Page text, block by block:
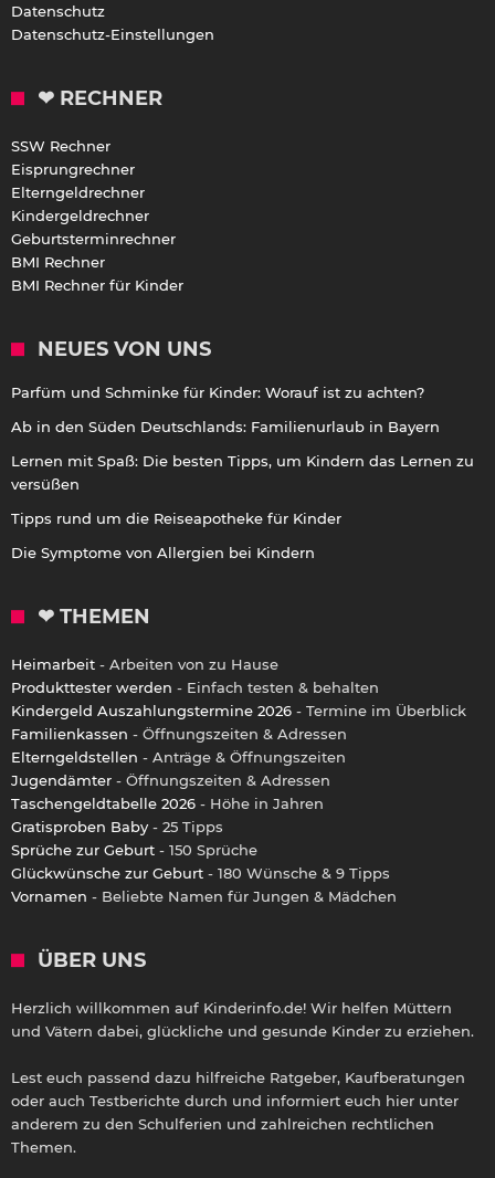
Datenschutz
Datenschutz-Einstellungen
❤ RECHNER
SSW Rechner
Eisprungrechner
Elterngeldrechner
Kindergeldrechner
Geburtsterminrechner
BMI Rechner
BMI Rechner für Kinder
NEUES VON UNS
Parfüm und Schminke für Kinder: Worauf ist zu achten?
Ab in den Süden Deutschlands: Familienurlaub in Bayern
Lernen mit Spaß: Die besten Tipps, um Kindern das Lernen zu
versüßen
Tipps rund um die Reiseapotheke für Kinder
Die Symptome von Allergien bei Kindern
❤ THEMEN
Heimarbeit - Arbeiten von zu Hause
Produkttester werden - Einfach testen & behalten
Kindergeld Auszahlungstermine 2026 - Termine im Überblick
Familienkassen - Öffnungszeiten & Adressen
Elterngeldstellen - Anträge & Öffnungszeiten
Jugendämter - Öffnungszeiten & Adressen
Taschengeldtabelle 2026 - Höhe in Jahren
Gratisproben Baby - 25 Tipps
Sprüche zur Geburt - 150 Sprüche
Glückwünsche zur Geburt - 180 Wünsche & 9 Tipps
Vornamen - Beliebte Namen für Jungen & Mädchen
ÜBER UNS
Herzlich willkommen auf Kinderinfo.de! Wir helfen Müttern
und Vätern dabei, glückliche und gesunde Kinder zu erziehen.
Lest euch passend dazu hilfreiche Ratgeber, Kaufberatungen
oder auch Testberichte durch und informiert euch hier unter
anderem zu den Schulferien und zahlreichen rechtlichen
Themen.